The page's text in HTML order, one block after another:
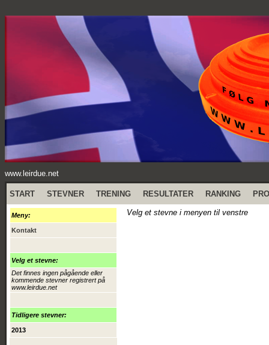
www.leirdue.net
START STEVNER TRENING RESULTATER RANKING
Meny:
Kontakt
Velg et stevne:
Det finnes ingen pågående eller
kommende stevner registrert på
www.leirdue.net
Tidligere stevner:
2013
Velg et stevne i menyen til venstre